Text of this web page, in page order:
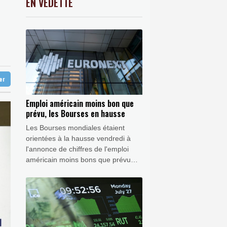
Fed plus conciliante
l'ouest d'Athènes
du créateur de ChatGPT
-0.41%
0.46% 4322.09 €
Emploi américain moins bon que
prévu, les Bourses en hausse
Les Bourses mondiales étaient
orientées à la hausse vendredi à
l'annonce de chiffres de l'emploi
américain moins bons que prévu
pétrole, ce qui dissipent les risques
d'inflation.